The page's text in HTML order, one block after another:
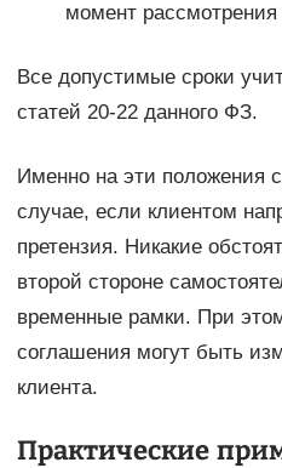
момент
Все допустимые сроки
статей 20-22 данного ФЗ.
Именно на эти положения
случае, если клиентом
претензия. Никакие
второй стороне
временные рамки. При
соглашения могут быть
клиента.
Практические